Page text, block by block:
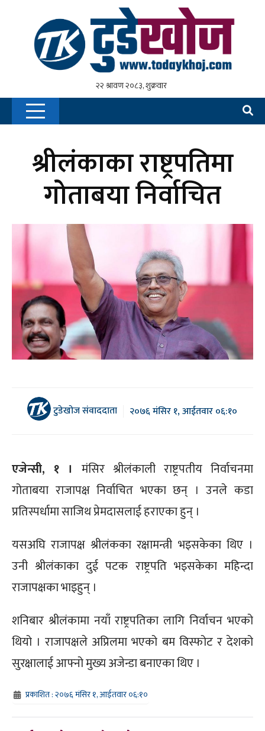
श्रीलंकाका राष्ट्रपतिमा
गोताबया निर्वाचित
टुडेखोज संवाददाता २०७६ मंसिर १, आईतवार ०६:१०
एजेन्सी, १ । मंसिर श्रीलंकाली राष्ट्रपतीय निर्वाचनमा
गोताबया राजापक्ष निर्वाचित भएका छन् । उनले कडा
प्रतिस्पर्धामा साजिथ प्रेमदासलाई हराएका हुन् ।
यसअघि राजापक्ष श्रीलंकका रक्षामन्त्री भइसकेका थिए ।
उनी श्रीलंकाका दुई पटक राष्ट्रपति भइसकेका महिन्दा
राजापक्षका भाइहुन् ।
शनिबार श्रीलंकामा नयाँ राष्ट्रपतिका लागि निर्वाचन भएको
थियो । राजापक्षले अप्रिलमा भएको बम विस्फोट र देशको
सुरक्षालाई आफ्नो मुख्य अजेन्डा बनाएका थिए ।
प्रकाशित : २०७६ मंसिर १, आईतवार ०६:१०